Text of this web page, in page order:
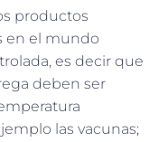
productos
en el mundo
es decir que
deben ser
las vacunas;